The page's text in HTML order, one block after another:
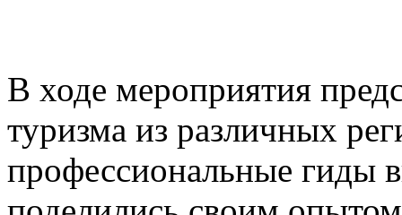
В ходе мероприятия
туризма из различных
профессиональные гиды